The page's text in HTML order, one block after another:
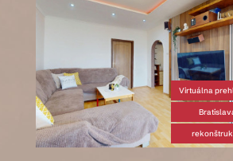
Virtuálna